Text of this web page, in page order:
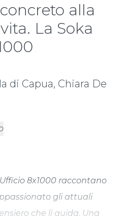
alla
La Soka
di Capua, Chiara De
8x1000 raccontano
gli attuali
che li guida. Una